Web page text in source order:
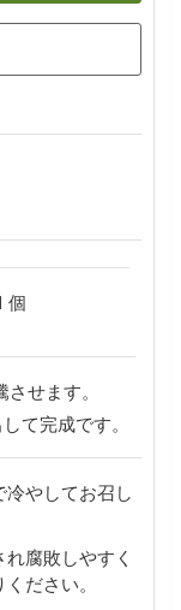
個
せます。
て完成です。
やしてお召し
腐敗しやすく
ださい。